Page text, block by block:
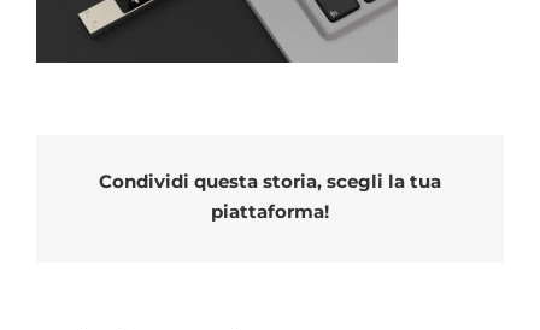
Condividi questa storia, scegli la tua
piattaforma!